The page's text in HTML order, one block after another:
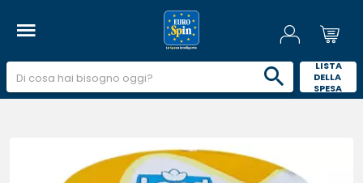
LISTA
DELLA
SPESA